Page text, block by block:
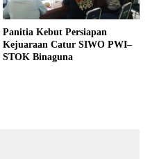
Panitia Kebut Persiapan
Kejuaraan Catur SIWO PWI–
STOK Binaguna